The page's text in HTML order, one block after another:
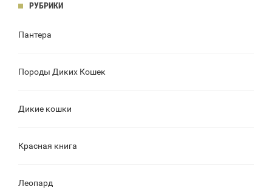
РУБРИКИ
Пантера
Породы Диких Кошек
Дикие кошки
Красная книга
Леопард